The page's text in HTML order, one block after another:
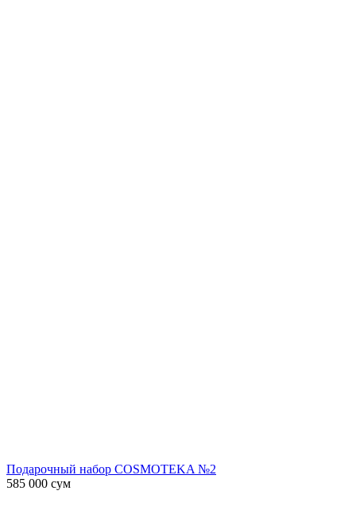
Подарочный набор COSMOTEKA №2
585 000 сум